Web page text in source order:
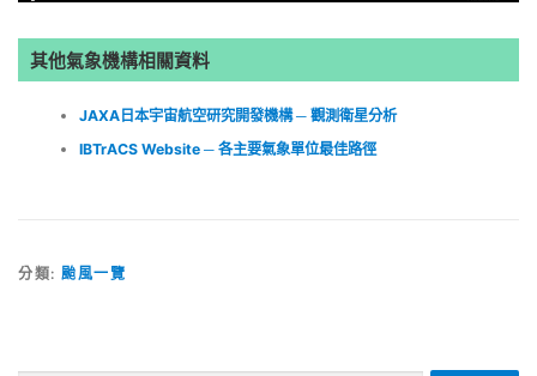
其他氣象機構相關資料
JAXA日本宇宙航空研究開發機構 ─ 觀測衛星分析
IBTrACS Website ─ 各主要氣象單位最佳路徑
分類: 颱風一覽